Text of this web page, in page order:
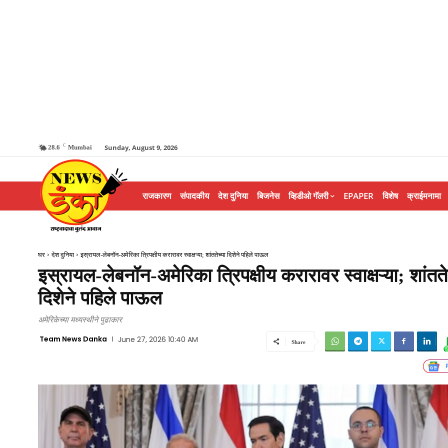
28.6 C Mumbai Sunday, August 9, 2026
राजकारण संपादकीय देश दुनिया बिजनेस व्हिडीओ गॅलरी EPAPER विशेष क्राईमनामा
घर देश दुनिया इस्रायल-लेबनॉन-अमेरिका त्रिपक्षीय करारावर स्वाक्षऱ्या; शांततेच्या दिशेने पहिले पाऊल
इस्रायल-लेबनॉन-अमेरिका त्रिपक्षीय करारावर स्वाक्षऱ्या;
दिशेने पहिले पाऊल
अमेरिकेच्या मध्यस्थीने पुढाकार
Team News Danka June 27, 2026 10:40 AM Share